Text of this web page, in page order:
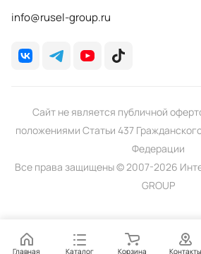
info@rusel-group.ru
Сайт не является публичной
положениями Статьи 437
Федерации
Все права защищены © 2007-2026
GROUP
Главная Каталог Корзина Контакты